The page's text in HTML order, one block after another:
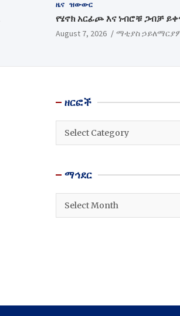
ዜና ዝውውር
የሄኖክ አርፊጮ እና ነብሮቹ ጋብቻ
August 7, 2026 ማቲያስ
ዘርፎች
ዘርፎች
ማኅደር
ማኅደር